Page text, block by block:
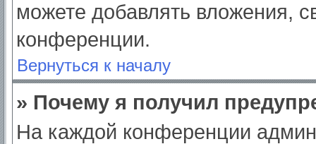
можете добавлять вложения,
конференции.
Вернуться к началу
» Почему я получил
На каждой конференции